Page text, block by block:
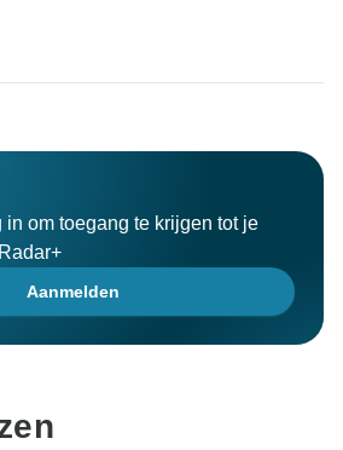
in om toegang te krijgen tot je
Aanmelden